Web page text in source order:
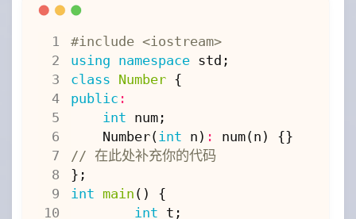
4
#include <iostream>
using namespace std ;
class Number {
public :
int num;
Number( int n ) : num(n )
{}
// 在此处补充你的代码
};
int main ()
{
int t ;